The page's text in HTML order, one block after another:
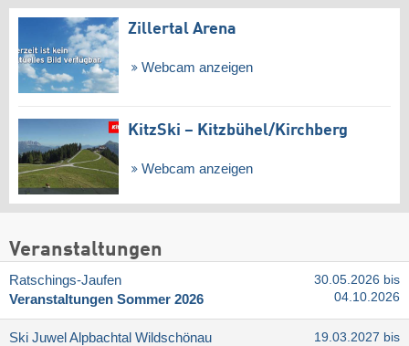
Zillertal Arena
Webcam anzeigen
KitzSki – Kitzbühel/​Kirchberg
Webcam anzeigen
Veranstaltungen
Ratschings-Jaufen
Veranstaltungen Sommer 2026
30.05.2026 bis
04.10.2026
Ski Juwel Alpbachtal Wildschönau
19.03.2027 bis